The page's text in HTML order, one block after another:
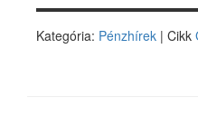
Kategória: Pénzhírek | Cikk